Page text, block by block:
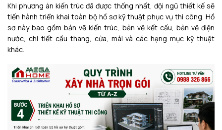
Khi phương án kiến trúc đã được thống nhất, đội ngũ thiết kế sẽ
tiến hành triển khai toàn bộ hồ sơ kỹ thuật phục vụ thi công. Hồ
sơ này bao gồm bản vẽ kiến trúc, bản vẽ kết cấu, bản vẽ điện
nước, chi tiết cầu thang, cửa, mái và các hạng mục kỹ thuật
khác.